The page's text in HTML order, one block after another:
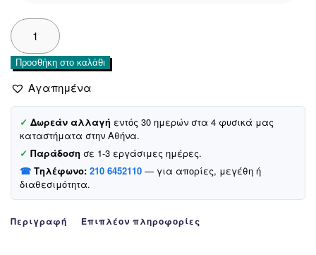
Biyo
Kids
μποξεράκι
«Cherries»
ποσότητα
Προσθήκη στο καλάθι
Αγαπημένα
✓ Δωρεάν αλλαγή εντός 30 ημερών στα 4 φυσικά μας
καταστήματα στην Αθήνα.
✓ Παράδοση σε 1-3 εργάσιμες ημέρες.
☎ Τηλέφωνο: 210 6452110 — για απορίες, μεγέθη ή
διαθεσιμότητα.
Περιγραφή Επιπλέον πληροφορίες